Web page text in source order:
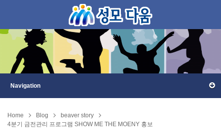
Home Blog
beaver story
4분기 금전관리 프로그램 SHOW ME THE MOENY 홍보